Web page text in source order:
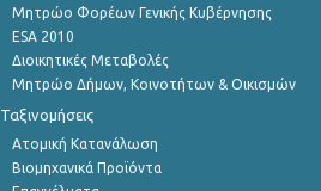
Μητρώο Φορέων Γενικής Κυβέρνησης
ESA 2010
Διοικητικές Μεταβολές
Μητρώο Δήμων, Κοινοτήτων & Οικισμών
Ταξινομήσεις
Ατομική Κατανάλωση
Βιομηχανικά Προϊόντα